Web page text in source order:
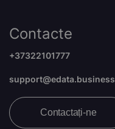
Contacte
+37322101777
support@edata.business
Contactați-ne